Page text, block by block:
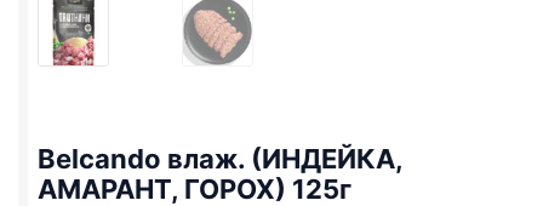
Belcando влаж. (ИНДЕЙКА,
АМАРАНТ, ГОРОХ) 125г